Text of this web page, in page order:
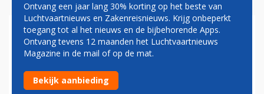
ANVR: OVERGROTE
MEERDERHEID WIL GEEN
KRIMP LUCHTVAART
Ontvang een jaar lang 30% korting op het beste van
Luchtvaartnieuws en Zakenreisnieuws. Krijg onbeperkt
toegang tot al het nieuws en de bijbehorende Apps.
Ontvang tevens 12 maanden het Luchtvaartnieuws
Magazine in de mail of op de mat.
Bekijk aanbieding